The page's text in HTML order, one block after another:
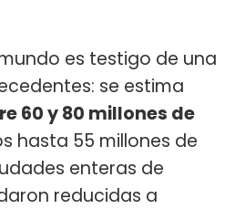
es testigo de una
se estima
60 y 80 millones de
hasta 55 millones de
enteras de
reducidas a